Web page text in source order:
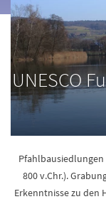
UNESCO
800 v.Chr.).
Erkenntnisse zu den